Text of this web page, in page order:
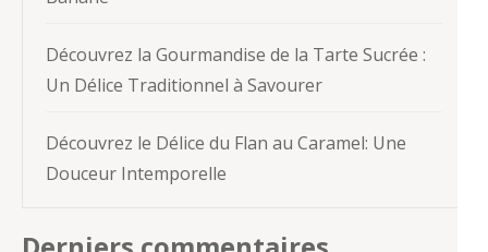
Découvrez la Gourmandise de la Tarte Sucrée :
Un Délice Traditionnel à Savourer
Découvrez le Délice du Flan au Caramel: Une
Douceur Intemporelle